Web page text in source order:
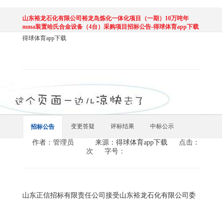
山东裕龙石化有限公司裕龙岛炼化一体化项目（一期）10万吨年
mma装置哈氏合金设备（4台）采购项目招标公告-得球体育app下载
得球体育app下载
招标公告 变更答疑 评标结果 中标公示
作者：管理员 来源： 得球体育app下载
点击：
次
字号：
山东正信招标有限责任公司接受山东裕龙石化有限公司委